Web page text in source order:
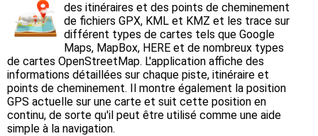
des itinéraires et des points de cheminement
de fichiers GPX, KML et KMZ et les trace sur
différent types de cartes tels que Google
Maps, MapBox, HERE et de nombreux types
de cartes OpenStreetMap. L'application affiche des
informations détaillées sur chaque piste, itinéraire et
points de cheminement. Il montre également la position
GPS actuelle sur une carte et suit cette position en
continu, de sorte qu'il peut être utilisé comme une aide
simple à la navigation.